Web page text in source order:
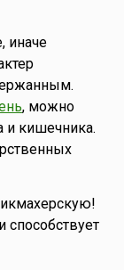
иначе
, можно
и кишечника.
способствует